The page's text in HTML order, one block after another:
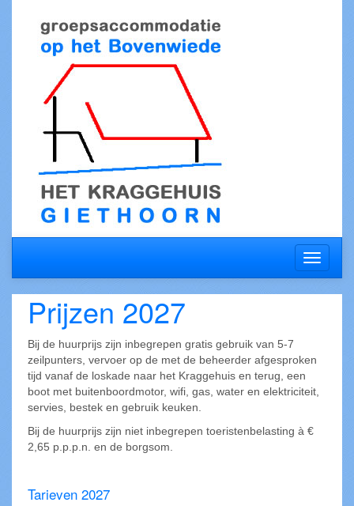
Toggle
Prijzen 2027
Bij de huurprijs zijn inbegrepen gratis gebruik van 5-7
zeilpunters, vervoer op de met de beheerder afgesproken
tijd vanaf de loskade naar het Kraggehuis en terug, een
boot met buitenboordmotor, wifi, gas, water en elektriciteit,
servies, bestek en gebruik keuken.
Bij de huurprijs zijn niet inbegrepen toeristenbelasting à €
2,65 p.p.p.n. en de borgsom.
Tarieven 2027